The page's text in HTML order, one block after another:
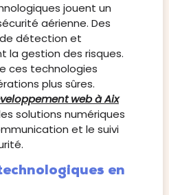
jouent un
aérienne. Des
détection et
la gestion des risques.
ces technologies
plus sûres.
web à Aix
solutions numériques
et le suivi
en